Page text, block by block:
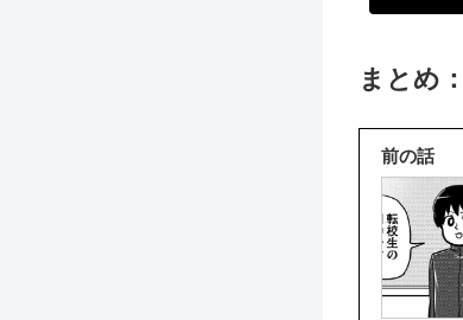
まとめ：
前の話